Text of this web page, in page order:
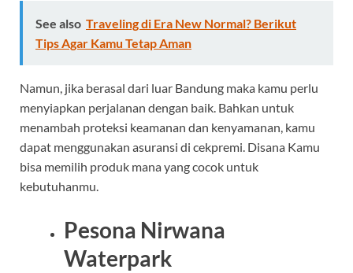
See also Traveling di Era New Normal? Berikut
Tips Agar Kamu Tetap Aman
Namun, jika berasal dari luar Bandung maka kamu perlu
menyiapkan perjalanan dengan baik. Bahkan untuk
menambah proteksi keamanan dan kenyamanan, kamu
dapat menggunakan asuransi di cekpremi. Disana Kamu
bisa memilih produk mana yang cocok untuk
kebutuhanmu.
Pesona Nirwana
Waterpark